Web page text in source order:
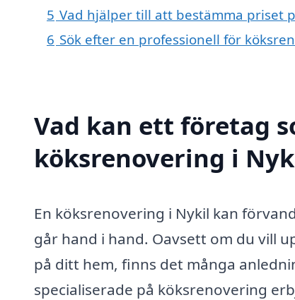
5 Vad hjälper till att bestämma priset
6 Sök efter en professionell för
Vad kan ett företag
köksrenovering i
En köksrenovering i Nykil kan
går hand i hand. Oavsett om du vill
på ditt hem, finns det många
specialiserade på köksrenovering